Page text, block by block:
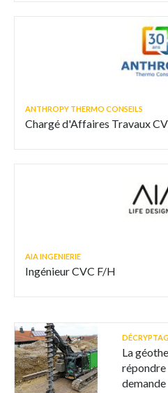
ANTHROPY THERMO CONSEILS
Chargé d'Affaires Travaux
AIA INGENIERIE
Ingénieur CVC F/H
La
répondre